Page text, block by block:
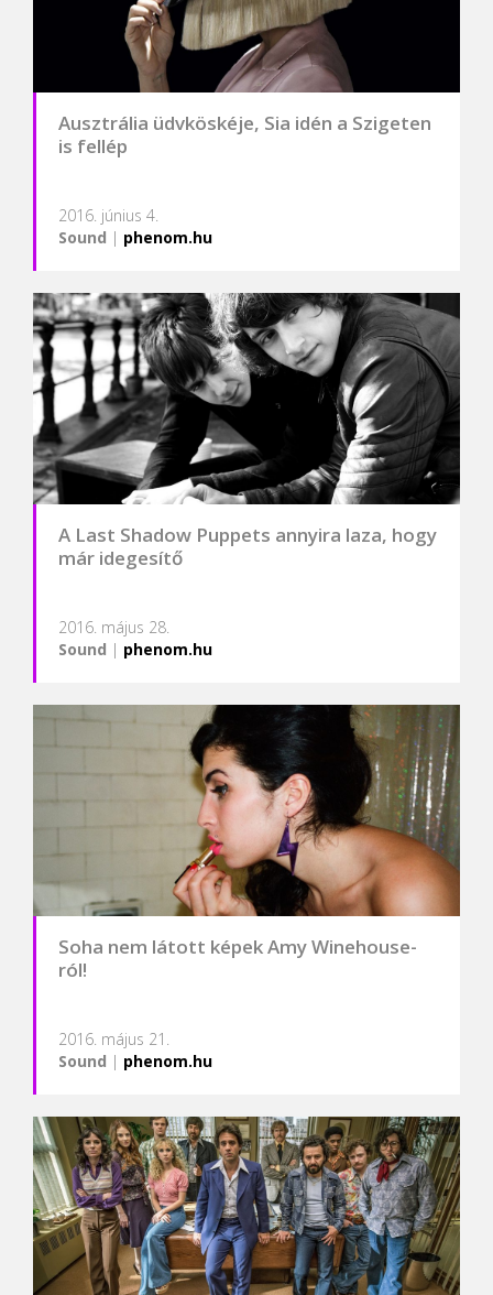
Ausztrália üdvköskéje, Sia idén a Szigeten
is fellép
2016. június 4.
Sound | phenom.hu
A Last Shadow Puppets annyira laza, hogy
már idegesítő
2016. május 28.
Sound | phenom.hu
Soha nem látott képek Amy Winehouse-
ról!
2016. május 21.
Sound | phenom.hu